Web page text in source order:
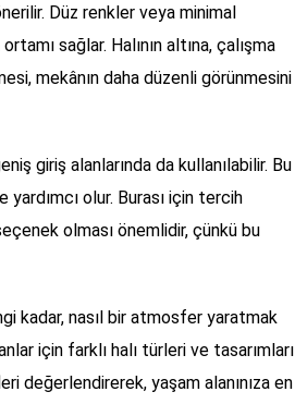
Düz renkler veya minimal
sağlar. Halının altına, çalışma
mekânın daha düzenli görünmesini
giriş alanlarında da kullanılabilir. Bu
olur. Burası için tercih
olması önemlidir, çünkü bu
kadar, nasıl bir atmosfer yaratmak
için farklı halı türleri ve tasarımları
değerlendirerek, yaşam alanınıza en